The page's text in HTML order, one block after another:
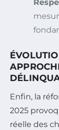
Enfin, la
2025
réelle des